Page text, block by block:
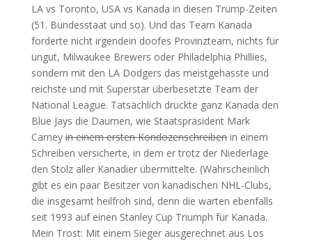
LA vs Toronto, USA vs Kanada in diesen Trump-Zeiten
(51. Bundesstaat und so). Und das Team Kanada
forderte nicht irgendein doofes Provinzteam, nichts für
ungut, Milwaukee Brewers oder Philadelphia Phillies,
sondern mit den LA Dodgers das meistgehasste und
reichste und mit Superstar überbesetzte Team der
National League. Tatsächlich drückte ganz Kanada den
Blue Jays die Daumen, wie Staatspräsident Mark
Carneyin einem ersten Kondozenschreibenin einem
Schreiben versicherte, in dem er trotz der Niederlage
den Stolz aller Kanadier übermittelte. (Wahrscheinlich
gibt es ein paar Besitzer von kanadischen NHL-Clubs,
die insgesamt heilfroh sind, denn die warten ebenfalls
seit 1993 auf einen Stanley Cup Triumph für Kanada.
Mein Trost: Mit einem Sieger ausgerechnet aus Los